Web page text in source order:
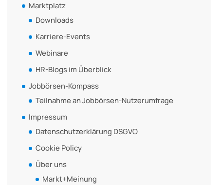
Marktplatz
Downloads
Karriere-Events
Webinare
HR-Blogs im Überblick
Jobbörsen-Kompass
Teilnahme an Jobbörsen-Nutzerumfrage
Impressum
Datenschutzerklärung DSGVO
Cookie Policy
Über uns
Markt+Meinung